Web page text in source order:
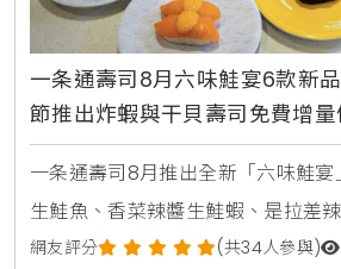
一条通壽司8月六味鮭宴6款新
節推出炸蝦與干貝壽司免費增
一条通壽司8月推出全新「六味鮭
生鮭魚、香菜辣醬生鮭蝦、是拉差
蝦貝海苔包、蟹醬沙拉鮭魚及美威
網友評分 (共34人參與)